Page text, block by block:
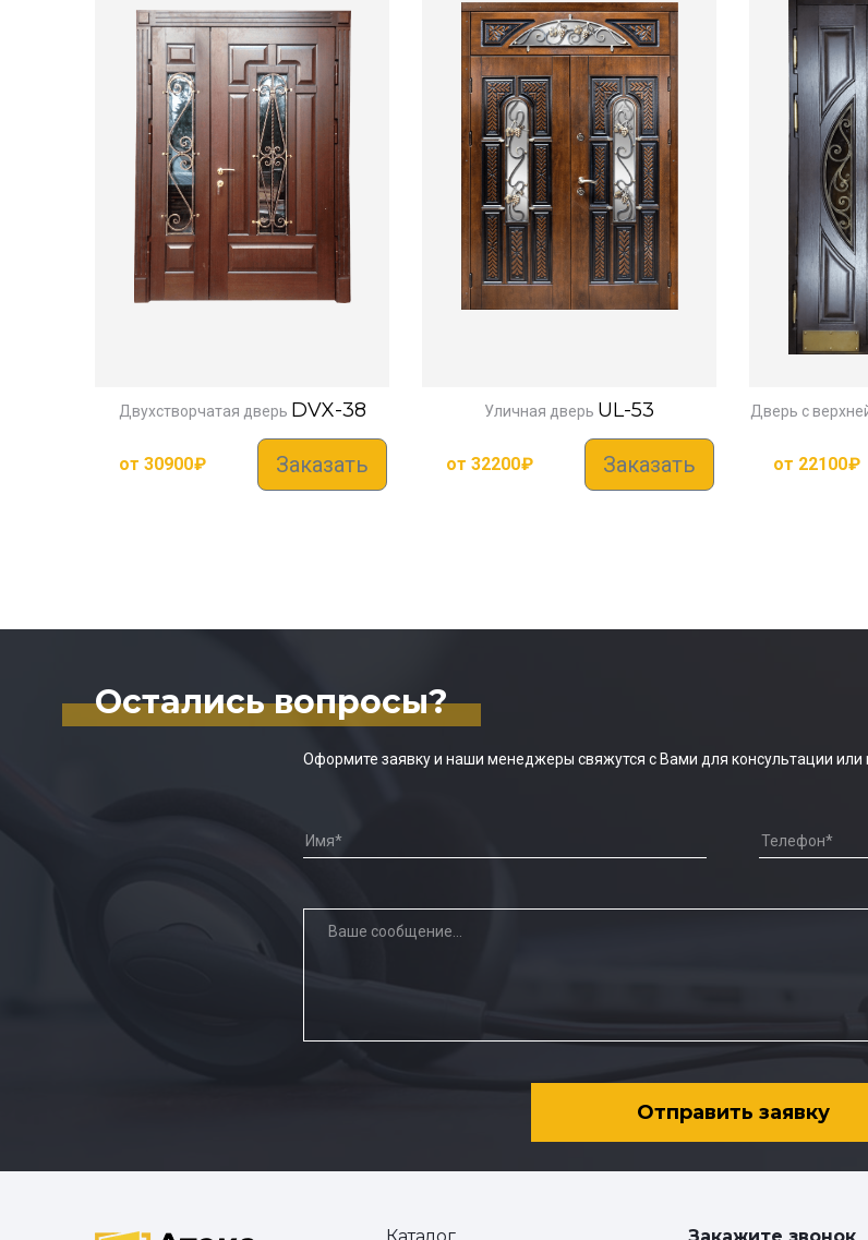
Двухстворчатая дверь DVX-38
от 30900₽ Заказать
Уличная дверь UL-53
от 32200₽ Заказать
Дверь с
от 22100₽
Остались вопросы?
Оформите заявку и наши менеджеры свяжутся с Вами для консультации
Отправить заявку